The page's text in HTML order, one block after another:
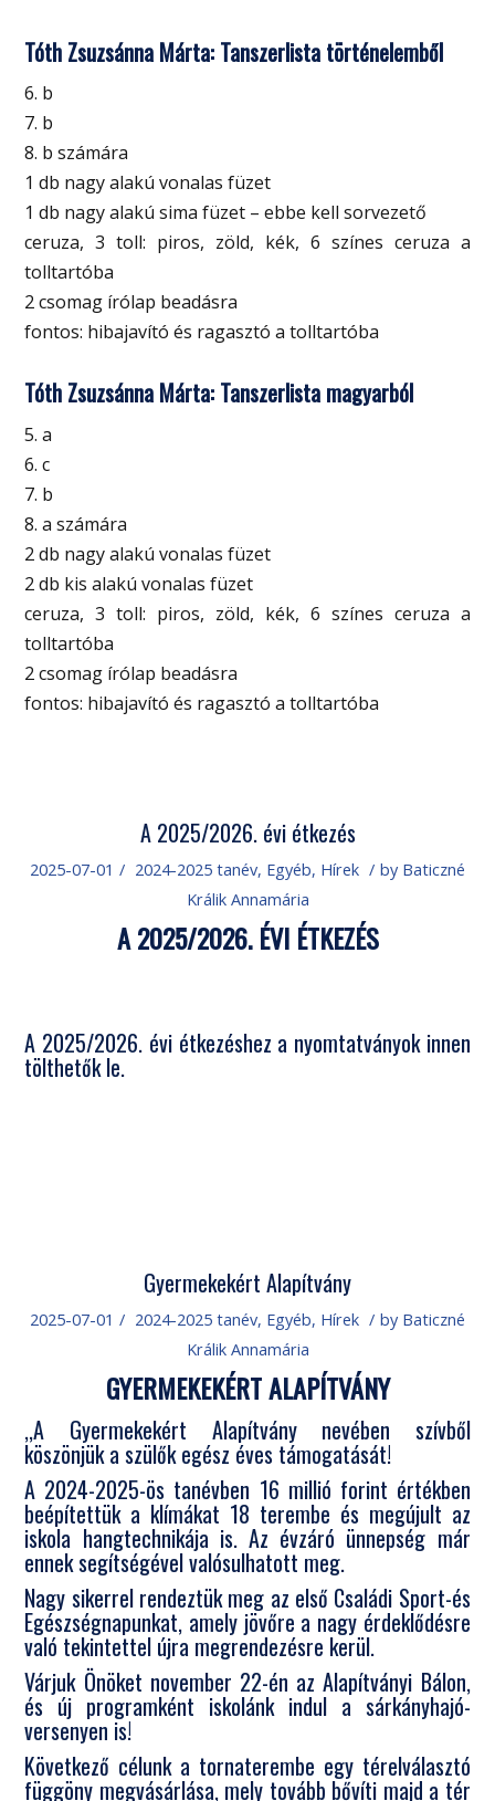
Tóth Zsuzsánna Márta: Tanszerlista történelemből
6. b
7. b
8. b számára
1 db nagy alakú vonalas füzet
1 db nagy alakú sima füzet – ebbe kell sorvezető
ceruza, 3 toll: piros, zöld, kék, 6 színes ceruza a
tolltartóba
2 csomag írólap beadásra
fontos: hibajavító és ragasztó a tolltartóba
Tóth Zsuzsánna Márta: Tanszerlista magyarból
5. a
6. c
7. b
8. a számára
2 db nagy alakú vonalas füzet
2 db kis alakú vonalas füzet
ceruza, 3 toll: piros, zöld, kék, 6 színes ceruza a
tolltartóba
2 csomag írólap beadásra
fontos: hibajavító és ragasztó a tolltartóba
A 2025/2026. évi étkezés
2025-07-01 / 2024-2025 tanév, Egyéb, Hírek / by Baticzné
Králik Annamária
A 2025/2026. ÉVI ÉTKEZÉS
A 2025/2026. évi étkezéshez a nyomtatványok innen
tölthetők le.
Gyermekekért Alapítvány
2025-07-01 / 2024-2025 tanév, Egyéb, Hírek / by Baticzné
Králik Annamária
GYERMEKEKÉRT ALAPÍTVÁNY
,,A Gyermekekért Alapítvány nevében szívből
köszönjük a szülők egész éves támogatását!
A 2024-2025-ös tanévben 16 millió forint értékben
beépítettük a klímákat 18 terembe és megújult az
iskola hangtechnikája is. Az évzáró ünnepség már
ennek segítségével valósulhatott meg.
Nagy sikerrel rendeztük meg az első Családi Sport-és
Egészségnapunkat, amely jövőre a nagy érdeklődésre
való tekintettel újra megrendezésre kerül.
Várjuk Önöket november 22-én az Alapítványi Bálon,
és új programként iskolánk indul a sárkányhajó-
versenyen is!
Következő célunk a tornaterembe egy térelválasztó
függöny megvásárlása, mely tovább bővíti majd a tér